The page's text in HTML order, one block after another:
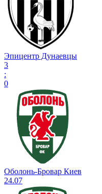
Эпицентр Дунаевцы
3
:
0
Оболонь-Бровар Киев
24.07